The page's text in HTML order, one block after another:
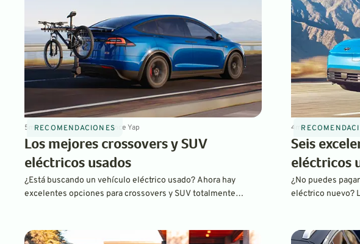
RECOMENDACIONES
5 minSep 20, 2023ByLaurance Yap
Los mejores crossovers y SUV
eléctricos usados
¿Está buscando un vehículo eléctrico usado? Ahora hay
excelentes opciones para crossovers y SUV totalmente
4 minSep 15, 2023By
Seis
eléctricos
¿No puedes
eléctrico nuevo?
fiscales.